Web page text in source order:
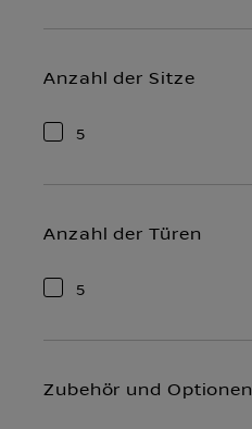
Anzahl der Sitze
5
Anzahl der Türen
5
Zubehör und Optionen